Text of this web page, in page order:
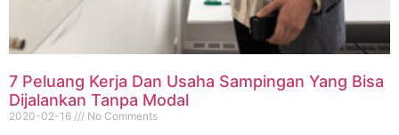
7 Peluang Kerja Dan Usaha Sampingan Yang Bisa
Dijalankan Tanpa Modal
2020-02-16 No Comments